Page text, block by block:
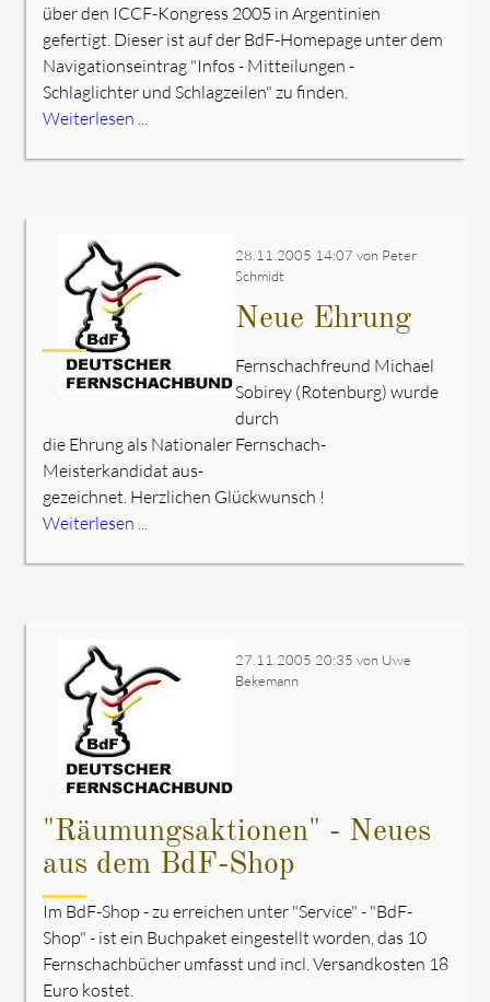
über den ICCF-Kongress 2005 in Argentinien
gefertigt. Dieser ist auf der BdF-Homepage unter dem
Navigationseintrag "Infos - Mitteilungen -
Schlaglichter und Schlagzeilen" zu finden.
Weiterlesen ...
28.11.2005 14:07 von Peter
Schmidt
Neue Ehrung
Fernschachfreund Michael
Sobirey (Rotenburg) wurde
durch
die Ehrung als Nationaler Fernschach-
Meisterkandidat aus-
gezeichnet. Herzlichen Glückwunsch !
Weiterlesen ...
27.11.2005 20:35 von Uwe
Bekemann
"Räumungsaktionen" - Neues
aus dem BdF-Shop
Im BdF-Shop - zu erreichen unter "Service" - "BdF-
Shop" - ist ein Buchpaket eingestellt worden, das 10
Fernschachbücher umfasst und incl. Versandkosten 18
Euro kostet.